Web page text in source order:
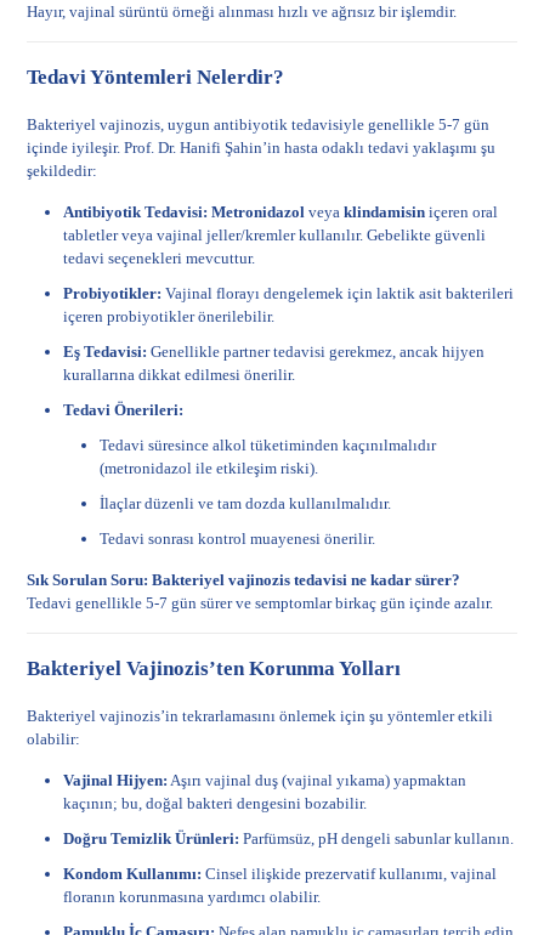
Hayır, vajinal sürüntü örneği alınması hızlı ve ağrısız bir işlemdir.
Tedavi Yöntemleri Nelerdir?
Bakteriyel vajinozis, uygun antibiyotik tedavisiyle genellikle 5-7 gün
içinde iyileşir. Prof. Dr. Hanifi Şahin’in hasta odaklı tedavi yaklaşımı şu
şekildedir:
Antibiyotik Tedavisi: Metronidazol veyaklindamisin içeren oral
tabletler veya vajinal jeller/kremler kullanılır. Gebelikte güvenli
tedavi seçenekleri mevcuttur.
Probiyotikler: Vajinal florayı dengelemek için laktik asit bakterileri
içeren probiyotikler önerilebilir.
Eş Tedavisi: Genellikle partner tedavisi gerekmez, ancak hijyen
kurallarına dikkat edilmesi önerilir.
Tedavi Önerileri:
Tedavi süresince alkol tüketiminden kaçınılmalıdır
(metronidazol ile etkileşim riski).
İlaçlar düzenli ve tam dozda kullanılmalıdır.
Tedavi sonrası kontrol muayenesi önerilir.
Sık Sorulan Soru: Bakteriyel vajinozis tedavisi ne kadar sürer?
Tedavi genellikle 5-7 gün sürer ve semptomlar birkaç gün içinde azalır.
Bakteriyel Vajinozis’ten Korunma Yolları
Bakteriyel vajinozis’in tekrarlamasını önlemek için şu yöntemler etkili
olabilir:
Vajinal Hijyen: Aşırı vajinal duş (vajinal yıkama) yapmaktan
kaçının; bu, doğal bakteri dengesini bozabilir.
Doğru Temizlik Ürünleri: Parfümsüz, pH dengeli sabunlar kullanın.
Kondom Kullanımı: Cinsel ilişkide prezervatif kullanımı, vajinal
floranın korunmasına yardımcı olabilir.